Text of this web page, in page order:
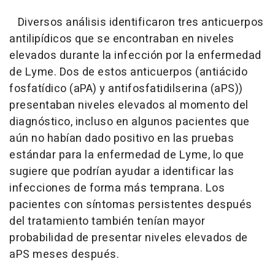
Diversos análisis identificaron tres anticuerpos
antilipídicos que se encontraban en niveles
elevados durante la infección por la enfermedad
de Lyme. Dos de estos anticuerpos (antiácido
fosfatídico (aPA) y antifosfatidilserina (aPS))
presentaban niveles elevados al momento del
diagnóstico, incluso en algunos pacientes que
aún no habían dado positivo en las pruebas
estándar para la enfermedad de Lyme, lo que
sugiere que podrían ayudar a identificar las
infecciones de forma más temprana. Los
pacientes con síntomas persistentes después
del tratamiento también tenían mayor
probabilidad de presentar niveles elevados de
aPS meses después.